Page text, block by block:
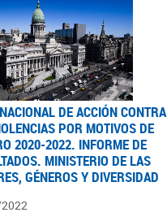
DE ACCIÓN CONTRA
POR MOTIVOS DE
2020-2022. INFORME DE
MINISTERIO DE LAS
GÉNEROS Y DIVERSIDAD